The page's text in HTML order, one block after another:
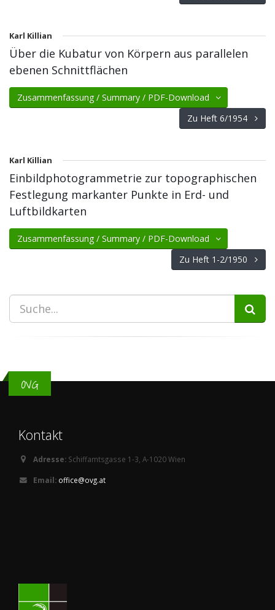
Karl Killian
Über die Kubatur von Körpern aus parallelen
ebenen Schnittflächen
Zusammenfassung / Summary / PDF-Download
Zu Heft 6/1954
Karl Killian
Einbildphotogrammetrie zur topographischen
Festlegung markanter Punkte in Erd- und
Luftbildkarten
Zusammenfassung / Summary / PDF-Download
Zu Heft 1-2/1950
OVG
Kontakt
Adresse: Schiffamtsgasse 1-3, A-1020 Wien
Email: office@ovg.at